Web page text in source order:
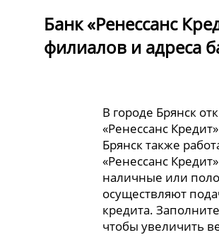
Банк «Ренессанс
филиалов и адреса
В городе Брянск
«Ренессанс
Брянск также
«Ренессанс
наличные или
осуществляют
кредита.
чтобы увеличить